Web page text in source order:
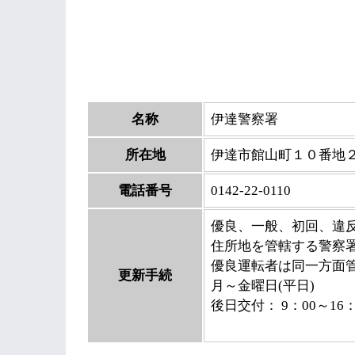
名称 伊達警察署
所在地 伊達市館山町１０番地
電話番号 0142-22-0110
更新手続
優良、一般、初回、違
住所地を管轄する警察
優良運転者は同一方面
月～金曜日(平日)
後日交付： 9：00～16